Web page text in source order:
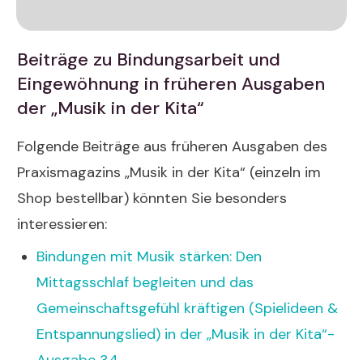
Beiträge zu Bindungsarbeit und
Eingewöhnung in früheren Ausgaben
der „Musik in der Kita“
Folgende Beiträge aus früheren Ausgaben des
Praxismagazins „Musik in der Kita“ (einzeln im
Shop bestellbar) könnten Sie besonders
interessieren:
Bindungen mit Musik stärken: Den
Mittagsschlaf begleiten und das
Gemeinschaftsgefühl kräftigen (Spielideen &
Entspannungslied) in der „Musik in der Kita“-